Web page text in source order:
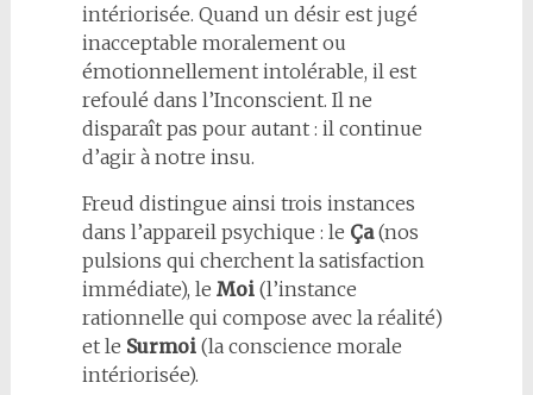
intériorisée. Quand un désir est jugé
inacceptable moralement ou
émotionnellement intolérable, il est
refoulé dans l’Inconscient. Il ne
disparaît pas pour autant : il continue
d’agir à notre insu.
Freud distingue ainsi trois instances
dans l’appareil psychique : le Ça(nos
pulsions qui cherchent la satisfaction
immédiate), le Moi(l’instance
rationnelle qui compose avec la réalité)
et le Surmoi(la conscience morale
intériorisée).